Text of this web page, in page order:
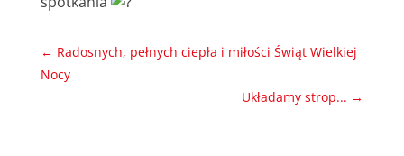
← Radosnych, pełnych ciepła i miłości Świąt Wielkiej
Nocy
Układamy strop... →